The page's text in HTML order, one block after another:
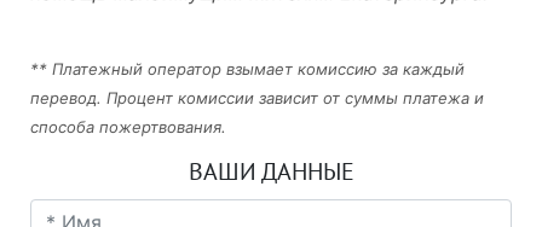
** Платежный оператор взымает комиссию за каждый
перевод. Процент комиссии зависит от суммы платежа и
способа пожертвования.
ВАШИ ДАННЫЕ